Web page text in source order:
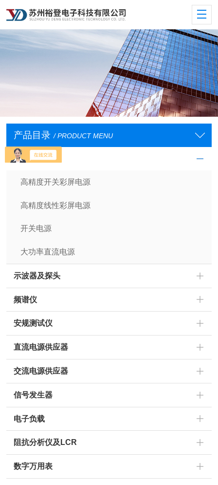
产品目录 / PRODUCT MENU
裕登直流电源
高精度开关彩屏电源
高精度线性彩屏电源
开关电源
大功率直流电源
示波器及探头
频谱仪
安规测试仪
直流电源供应器
交流电源供应器
信号发生器
电子负载
阻抗分析仪及LCR
数字万用表